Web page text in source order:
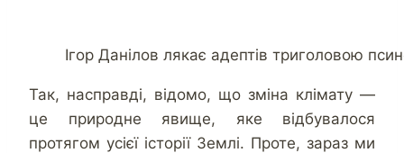
Ігор Данілов лякає адептів триголовою
Так, насправді, відомо, що зміна клімату —
це природне явище, яке відбувалося
протягом усієї історії Землі. Проте, зараз ми